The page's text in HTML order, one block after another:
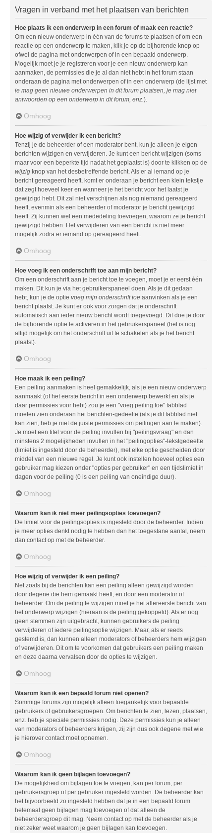
Vragen in verband met het plaatsen van berichten
Hoe plaats ik een onderwerp in een forum of maak een reactie?
Om een nieuw onderwerp in één van de forums te plaatsen of om een
reactie op een onderwerp te maken, klik je op de bijhorende knop op
ofwel de pagina met onderwerpen of in een bepaald onderwerp.
Mogelijk moet je je registreren voor je een nieuw onderwerp kan
aanmaken, de permissies die je al dan niet hebt in het forum staan
onderaan de pagina met onderwerpen of in een onderwerp (de lijst met
je mag geen nieuwe onderwerpen in dit forum plaatsen, je mag niet
antwoorden op een onderwerp in dit forum, enz.).
Omhoog
Hoe wijzig of verwijder ik een bericht?
Tenzij je de beheerder of een moderator bent, kun je alleen je eigen
berichten wijzigen en verwijderen. Je kunt een bericht wijzigen (soms
maar voor een beperkte tijd nadat het geplaatst is) door te klikken op de
wijzig knop van het desbetreffende bericht. Als er al iemand op je
bericht gereageerd heeft, komt er onderaan je bericht een klein tekstje
dat zegt hoeveel keer en wanneer je het bericht voor het laatst je
gewijzigd hebt. Dit zal niet verschijnen als nog niemand gereageerd
heeft, evenmin als een beheerder of moderator je bericht gewijzigd
heeft. Zij kunnen wel een mededeling toevoegen, waarom ze je bericht
gewijzigd hebben. Het verwijderen van een bericht is niet meer
mogelijk zodra er iemand op gereageerd heeft.
Omhoog
Hoe voeg ik een onderschrift toe aan mijn bericht?
Om een onderschrift aan je bericht toe te voegen, moet je er eerst één
maken. Dit kun je via het gebruikerspaneel doen. Als je dit gedaan
hebt, kun je de optie voeg mijn onderschrift toe aanvinken als je een
bericht plaatst. Je kunt er ook voor zorgen dat je onderschrift
automatisch aan ieder nieuw bericht wordt toegevoegd. Dit doe je door
de bijhorende optie te activeren in het gebruikerspaneel (het is nog
altijd mogelijk om het onderschrift uit te schakelen als je het bericht
plaatst).
Omhoog
Hoe maak ik een peiling?
Een peiling aanmaken is heel gemakkelijk, als je een nieuw onderwerp
aanmaakt (of het eerste bericht in een onderwerp bewerkt en als je
daar permissies voor hebt) zou je een "voeg peiling toe" tabblad
moeten zien onderaan het berichten-gedeelte (als je dit tabblad niet
kan zien, heb je niet de juiste permissies om peilingen aan te maken).
Je moet een titel voor de peiling invullen bij "peilingsvraag" en dan
minstens 2 mogelijkheden invullen in het "peilingopties"-tekstgedeelte
(limiet is ingesteld door de beheerder), met elke optie gescheiden door
middel van een nieuwe regel. Je kunt ook instellen hoeveel opties een
gebruiker mag kiezen onder "opties per gebruiker" en een tijdslimiet in
dagen voor de peiling (0 is een peiling van oneindige duur).
Omhoog
Waarom kan ik niet meer peilingsopties toevoegen?
De limiet voor de peilingsopties is ingesteld door de beheerder. Indien
je meer opties denkt nodig te hebben dan het toegestane aantal, neem
dan contact op met de beheerder.
Omhoog
Hoe wijzig of verwijder ik een peiling?
Net zoals bij de berichten kan een peiling alleen gewijzigd worden
door degene die hem gemaakt heeft, en door een moderator of
beheerder. Om de peiling te wijzigen moet je het allereerste bericht van
het onderwerp wijzigen (hieraan is de peiling gekoppeld). Als er nog
geen stemmen zijn uitgebracht, kunnen gebruikers de peiling
verwijderen of iedere peilingsoptie wijzigen. Maar, als er reeds
gestemd is, dan kunnen alleen moderators of beheerders hem wijzigen
of verwijderen. Dit om te voorkomen dat gebruikers een peiling maken
en deze daarna vervalsen door de opties te wijzigen.
Omhoog
Waarom kan ik een bepaald forum niet openen?
Sommige forums zijn mogelijk alleen toegankelijk voor bepaalde
gebruikers of gebruikersgroepen. Om berichten te zien, lezen, plaatsen,
enz. heb je speciale permissies nodig. Deze permissies kun je alleen
van moderators of beheerders krijgen, zij zijn dus ook degene met wie
je hierover contact moet opnemen.
Omhoog
Waarom kan ik geen bijlagen toevoegen?
De mogelijkheid om bijlagen toe te voegen, kan per forum, per
gebruikersgroep of per gebruiker ingesteld worden. De beheerder kan
het bijvoorbeeld zo ingesteld hebben dat je in een bepaald forum
helemaal geen bijlagen mag toevoegen of dat alleen de
beheerdersgroep dit mag. Neem contact op met de beheerder als je
niet zeker weet waarom je geen bijlagen kan toevoegen.